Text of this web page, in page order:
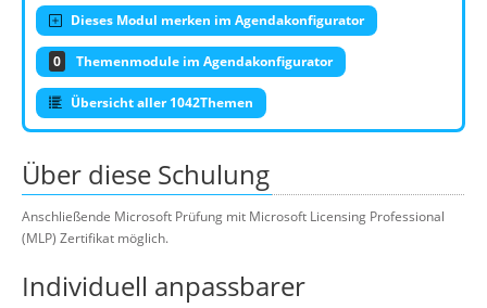
Dieses Modul merken im Agendakonfigurator
0 Themenmodule im Agendakonfigurator
Übersicht aller 1042Themen
Über diese Schulung
Anschließende Microsoft Prüfung mit Microsoft Licensing Professional
(MLP) Zertifikat möglich.
Individuell anpassbarer